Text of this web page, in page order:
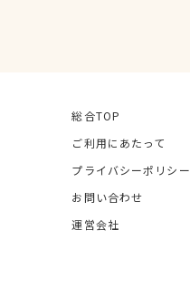
総合TOP
ご利用にあたって
プライバシーポリシー
お問い合わせ
運営会社